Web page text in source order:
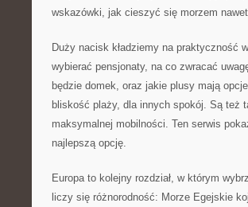
wskazówki, jak cieszyć się morzem
Duży nacisk kładziemy na praktyczność
wybierać pensjonaty, na co zwracać
będzie domek, oraz jakie plusy mają
bliskość plaży, dla innych spokój. Są też
maksymalnej mobilności. Ten serwis
najlepszą opcję.
Europa to kolejny rozdział, w którym
liczy się różnorodność: Morze Egejskie